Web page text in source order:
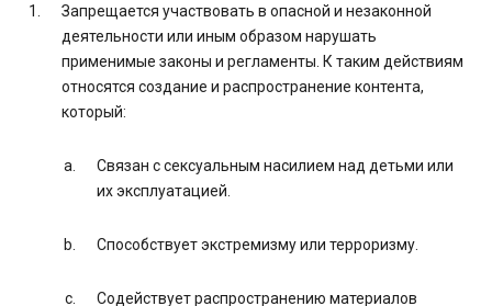
Запрещается участвовать в опасной и незаконной
деятельности или иным образом нарушать
применимые законы и регламенты. К таким действиям
относятся создание и распространение контента,
который:
Связан с сексуальным насилием над детьми или
их эксплуатацией.
Способствует экстремизму или терроризму.
Содействует распространению материалов